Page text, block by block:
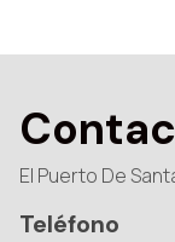
El Puerto De
Teléfono